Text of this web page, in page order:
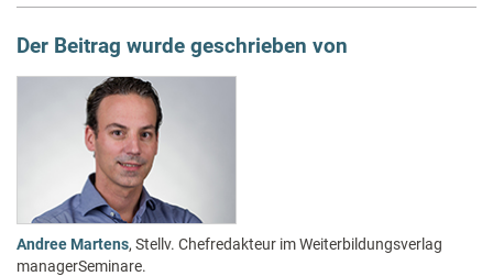
Der Beitrag wurde geschrieben von
Andree Martens, Stellv. Chefredakteur im Weiterbildungsverlag
managerSeminare.